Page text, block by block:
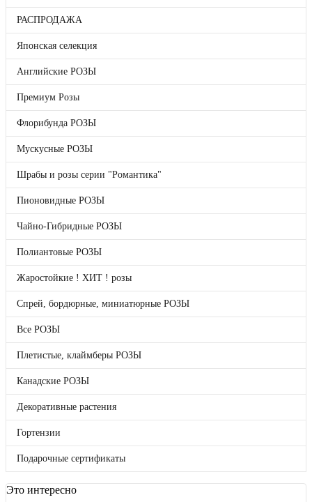
Английские РОЗЫ
Флорибунда РОЗЫ
Мускусные РОЗЫ
Пионовидные РОЗЫ
Чайно-Гибридные РОЗЫ
Полиантовые РОЗЫ
Жаростойкие ! ХИТ ! розы
Спрей, бордюрные, миниатюрные РОЗЫ
Все РОЗЫ
Плетистые, клаймберы РОЗЫ
Канадские РОЗЫ
Декоративные растения
Гортензии
Подарочные сертификаты
Бренды
Отложенные товары
Прайс-лист
НОВИНКИ
РАСПРОДАЖА
Японская селекция
Английские РОЗЫ
Премиум Розы
Флорибунда РОЗЫ
РАСПРОДАЖА
Японская селекция
Английские РОЗЫ
Премиум Розы
Флорибунда РОЗЫ
Мускусные РОЗЫ
Шрабы и розы серии "Романтика"
Пионовидные РОЗЫ
Чайно-Гибридные РОЗЫ
Полиантовые РОЗЫ
Жаростойкие ! ХИТ ! розы
Спрей, бордюрные, миниатюрные РОЗЫ
Все РОЗЫ
Плетистые, клаймберы РОЗЫ
Канадские РОЗЫ
Декоративные растения
Гортензии
Подарочные сертификаты
Это интересно